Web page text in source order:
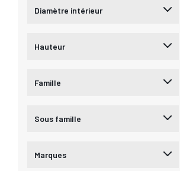
Diamètre intérieur
Hauteur
Famille
Sous famille
Marques